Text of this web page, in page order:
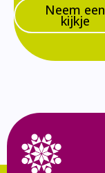
Neem een
kijkje